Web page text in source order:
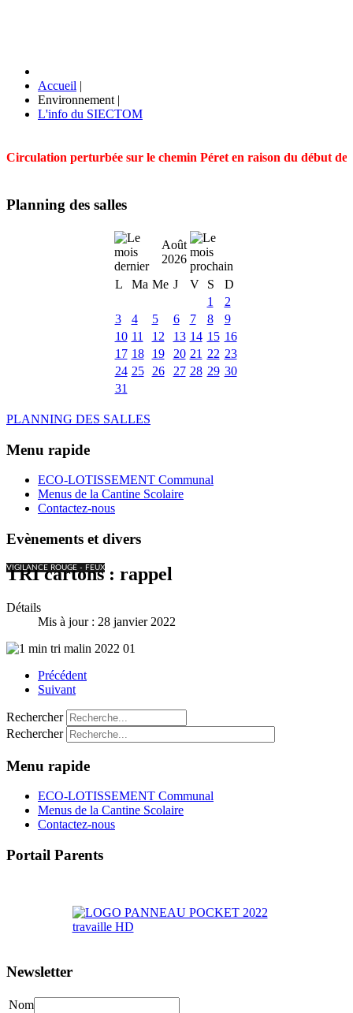
Accueil |
Environnement |
L'info du SIECTOM
Circulation perturbée sur le chemin Péret en raison du début
Planning des salles
Août
2026
L
Ma Me J V S
D
1
2
3
4 5 6 7 8
9
10 11 12 13 14 15 16
17 18 19 20 21 22 23
24 25 26 27 28 29 30
31
PLANNING DES SALLES
Menu rapide
ECO-LOTISSEMENT Communal
Menus de la Cantine Scolaire
Contactez-nous
Evènements et divers
VIGILANCE ROUGE - FEUX
TRI cartons : rappel
Détails
Mis à jour : 28 janvier 2022
Précédent
Suivant
Rechercher
Rechercher
Menu rapide
ECO-LOTISSEMENT Communal
Menus de la Cantine Scolaire
Contactez-nous
Portail Parents
Newsletter
Nom